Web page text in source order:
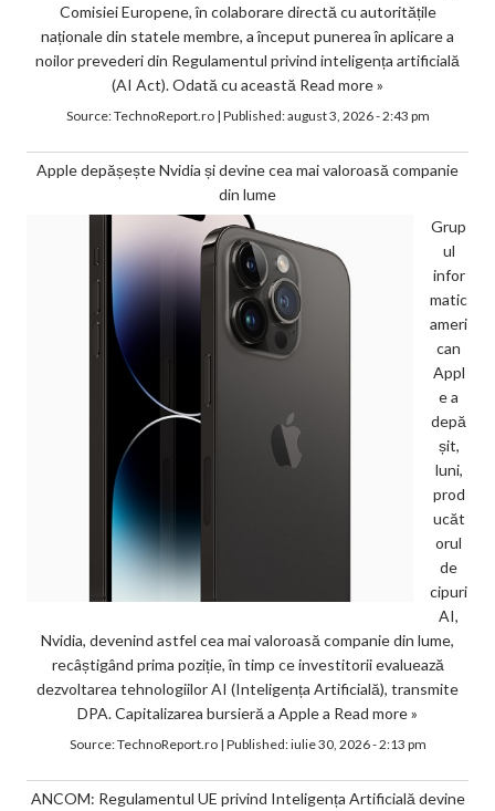
Comisiei Europene, în colaborare directă cu autoritățile
naționale din statele membre, a început punerea în aplicare a
noilor prevederi din Regulamentul privind inteligența artificială
(AI Act). Odată cu această Read more »
Source:TechnoReport.ro| Published:august 3, 2026 - 2:43 pm
Apple depășește Nvidia și devine cea mai valoroasă companie
din lume
Grup
ul
infor
matic
ameri
can
Appl
e a
depă
șit,
luni,
prod
ucăt
orul
de
cipuri
AI,
Nvidia, devenind astfel cea mai valoroasă companie din lume,
recâștigând prima poziție, în timp ce investitorii evaluează
dezvoltarea tehnologiilor AI (Inteligența Artificială), transmite
DPA. Capitalizarea bursieră a Apple a Read more »
Source:TechnoReport.ro| Published:iulie 30, 2026 - 2:13 pm
ANCOM: Regulamentul UE privind Inteligența Artificială devine